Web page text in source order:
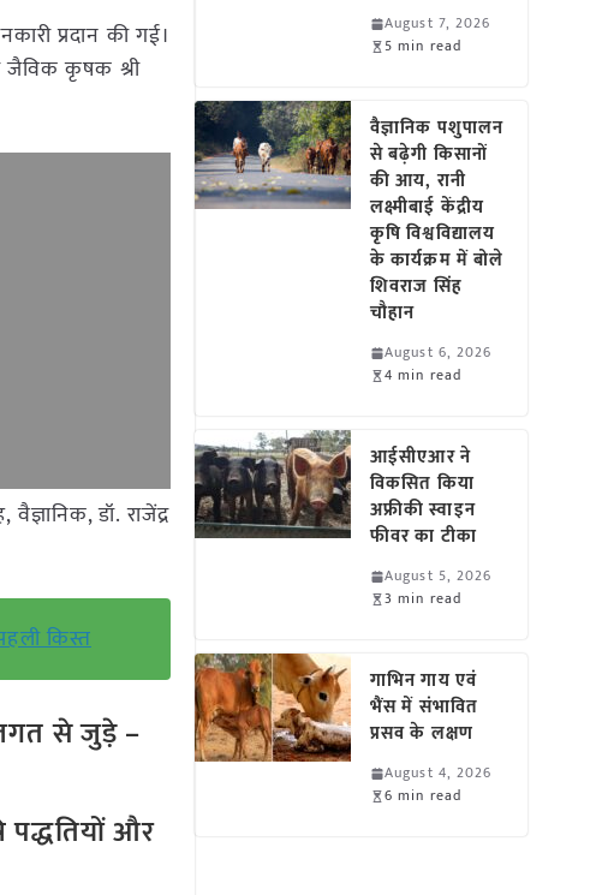
प्रदान की गई।
जैविक कृषक श्री
डॉ. राजेंद्र
किस्त
से जुड़े –
और
August 7, 2026
5 min read
वैज्ञानिक पशुपालन
से बढ़ेगी किसानों
की आय, रानी
लक्ष्मीबाई केंद्रीय
कृषि विश्वविद्यालय
के कार्यक्रम में बोले
शिवराज सिंह
चौहान
August 6, 2026
4 min read
आईसीएआर ने
विकसित किया
अफ्रीकी स्वाइन
फीवर का टीका
August 5, 2026
3 min read
गाभिन गाय एवं
भैंस में संभावित
प्रसव के लक्षण
August 4, 2026
6 min read